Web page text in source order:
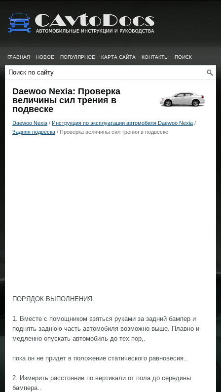
ГЛАВНАЯ НОВОЕ ПОПУЛЯРНОЕ КАРТА САЙТА КОНТАКТЫ ПОИСК
Daewoo Nexia: Проверка
величины сил трения в
подвеске
Daewoo Nexia / Инструкция по эксплуатации автомобиля Daewoo Nexia /
Задняя подвеска / Проверка величины сил трения в подвеске
ПОРЯДОК ВЫПОЛНЕНИЯ.
1. Вместе с помощником взяться руками за задний бампер и
поднять заднюю часть автомобиля возможно выше. Плавно и
медленно опускать автомобиль до тех пор,.
пока он не придет в положение статического равновесия..
2. Измерить расстояние по вертикали от пола до середины
бампера..